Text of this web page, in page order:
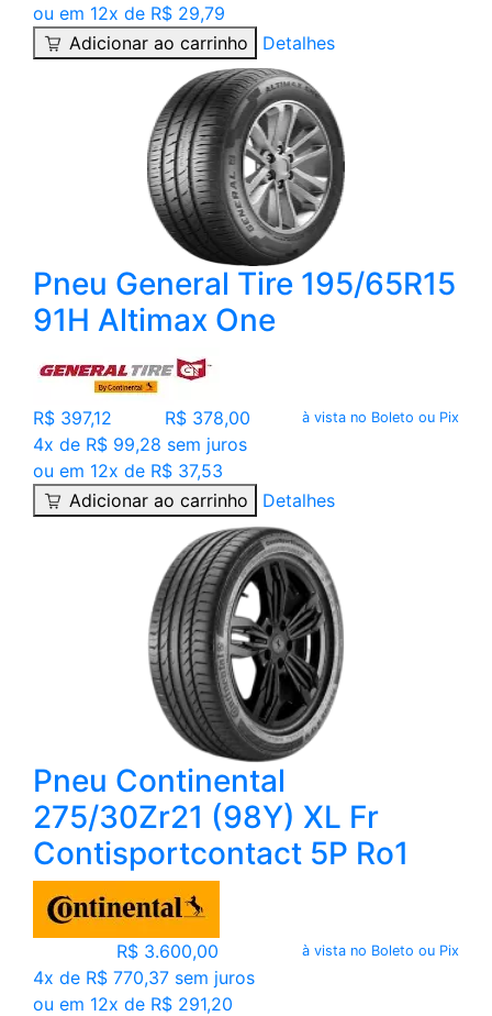
ou em 12x de R$ 29,79
Adicionar ao carrinho
Detalhes
Pneu General Tire 195/65R15
91H Altimax One
R$ 397,12 R$ 378,00 à vista no Boleto ou Pix
4x de R$ 99,28 sem juros
ou em 12x de R$ 37,53
Adicionar ao carrinho
Detalhes
Pneu Continental
275/30Zr21 (98Y) XL Fr
Contisportcontact 5P Ro1
R$ 3.600,00 à vista no Boleto ou Pix
4x de R$ 770,37 sem juros
ou em 12x de R$ 291,20